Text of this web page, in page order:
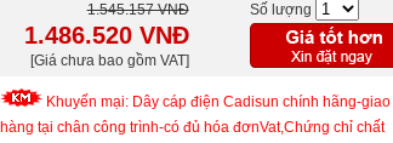
1.545.157 VNĐ
1.486.520 VNĐ
[Giá chưa bao gồm VAT]
Số lượng
Khuyến mại: Dây cáp điện Cadisun chính hãng-giao
hàng tại chân công trình-có đủ hóa đơnVat,Chứng chỉ chất